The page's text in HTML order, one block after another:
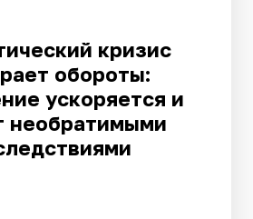
кризис
обороты:
ускоряется и
необратимыми